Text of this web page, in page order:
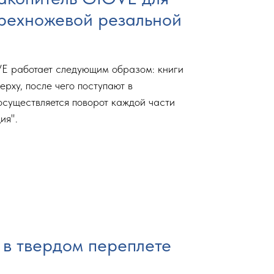
резальной
работает следующим образом: книги
после чего поступают в
поворот каждой части
твердом переплете